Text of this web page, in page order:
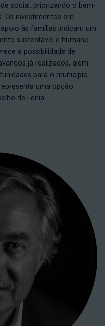
social, priorizando o bem-
Os investimentos em
às famílias indicam um
sustentável e humano
a possibilidade de
já realizados, além
para o município.
uma opção
de Leiria.